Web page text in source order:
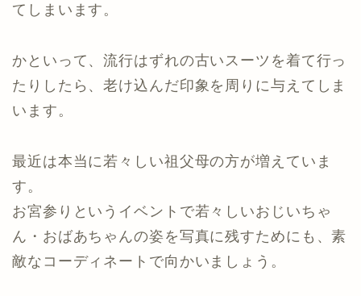
てしまいます。
かといって、流行はずれの古いスーツを着て行っ
たりしたら、老け込んだ印象を周りに与えてしま
います。
最近は本当に若々しい祖父母の方が増えていま
す。
お宮参りというイベントで若々しいおじいちゃ
ん・おばあちゃんの姿を写真に残すためにも、素
敵なコーディネートで向かいましょう。